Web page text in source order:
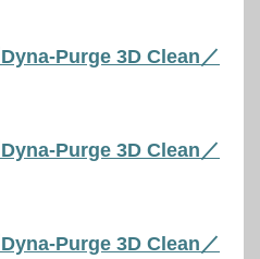
Purge 3D Clean／
Purge 3D Clean／
Purge 3D Clean／